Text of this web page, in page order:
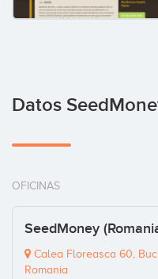
Datos
OFICINAS
SeedMoney
Calea Floreasca 60,
Romania